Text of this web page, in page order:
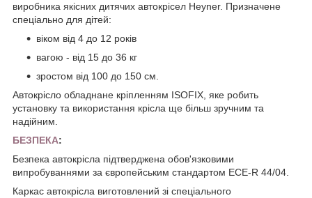
виробника якісних дитячих автокрісел Heyner. Призначене
спеціально для дітей:
віком від 4 до 12 років
вагою - від 15 до 36 кг
зростом від 100 до 150 см.
Автокрісло обладнане кріпленням ISOFIX, яке робить
установку та використання крісла ще більш зручним та
надійним.
БЕЗПЕКА:
Безпека автокрісла підтверджена обов'язковими
випробуваннями за європейським стандартом ECE-R 44/04.
Каркас автокрісла виготовлений зі спеціального